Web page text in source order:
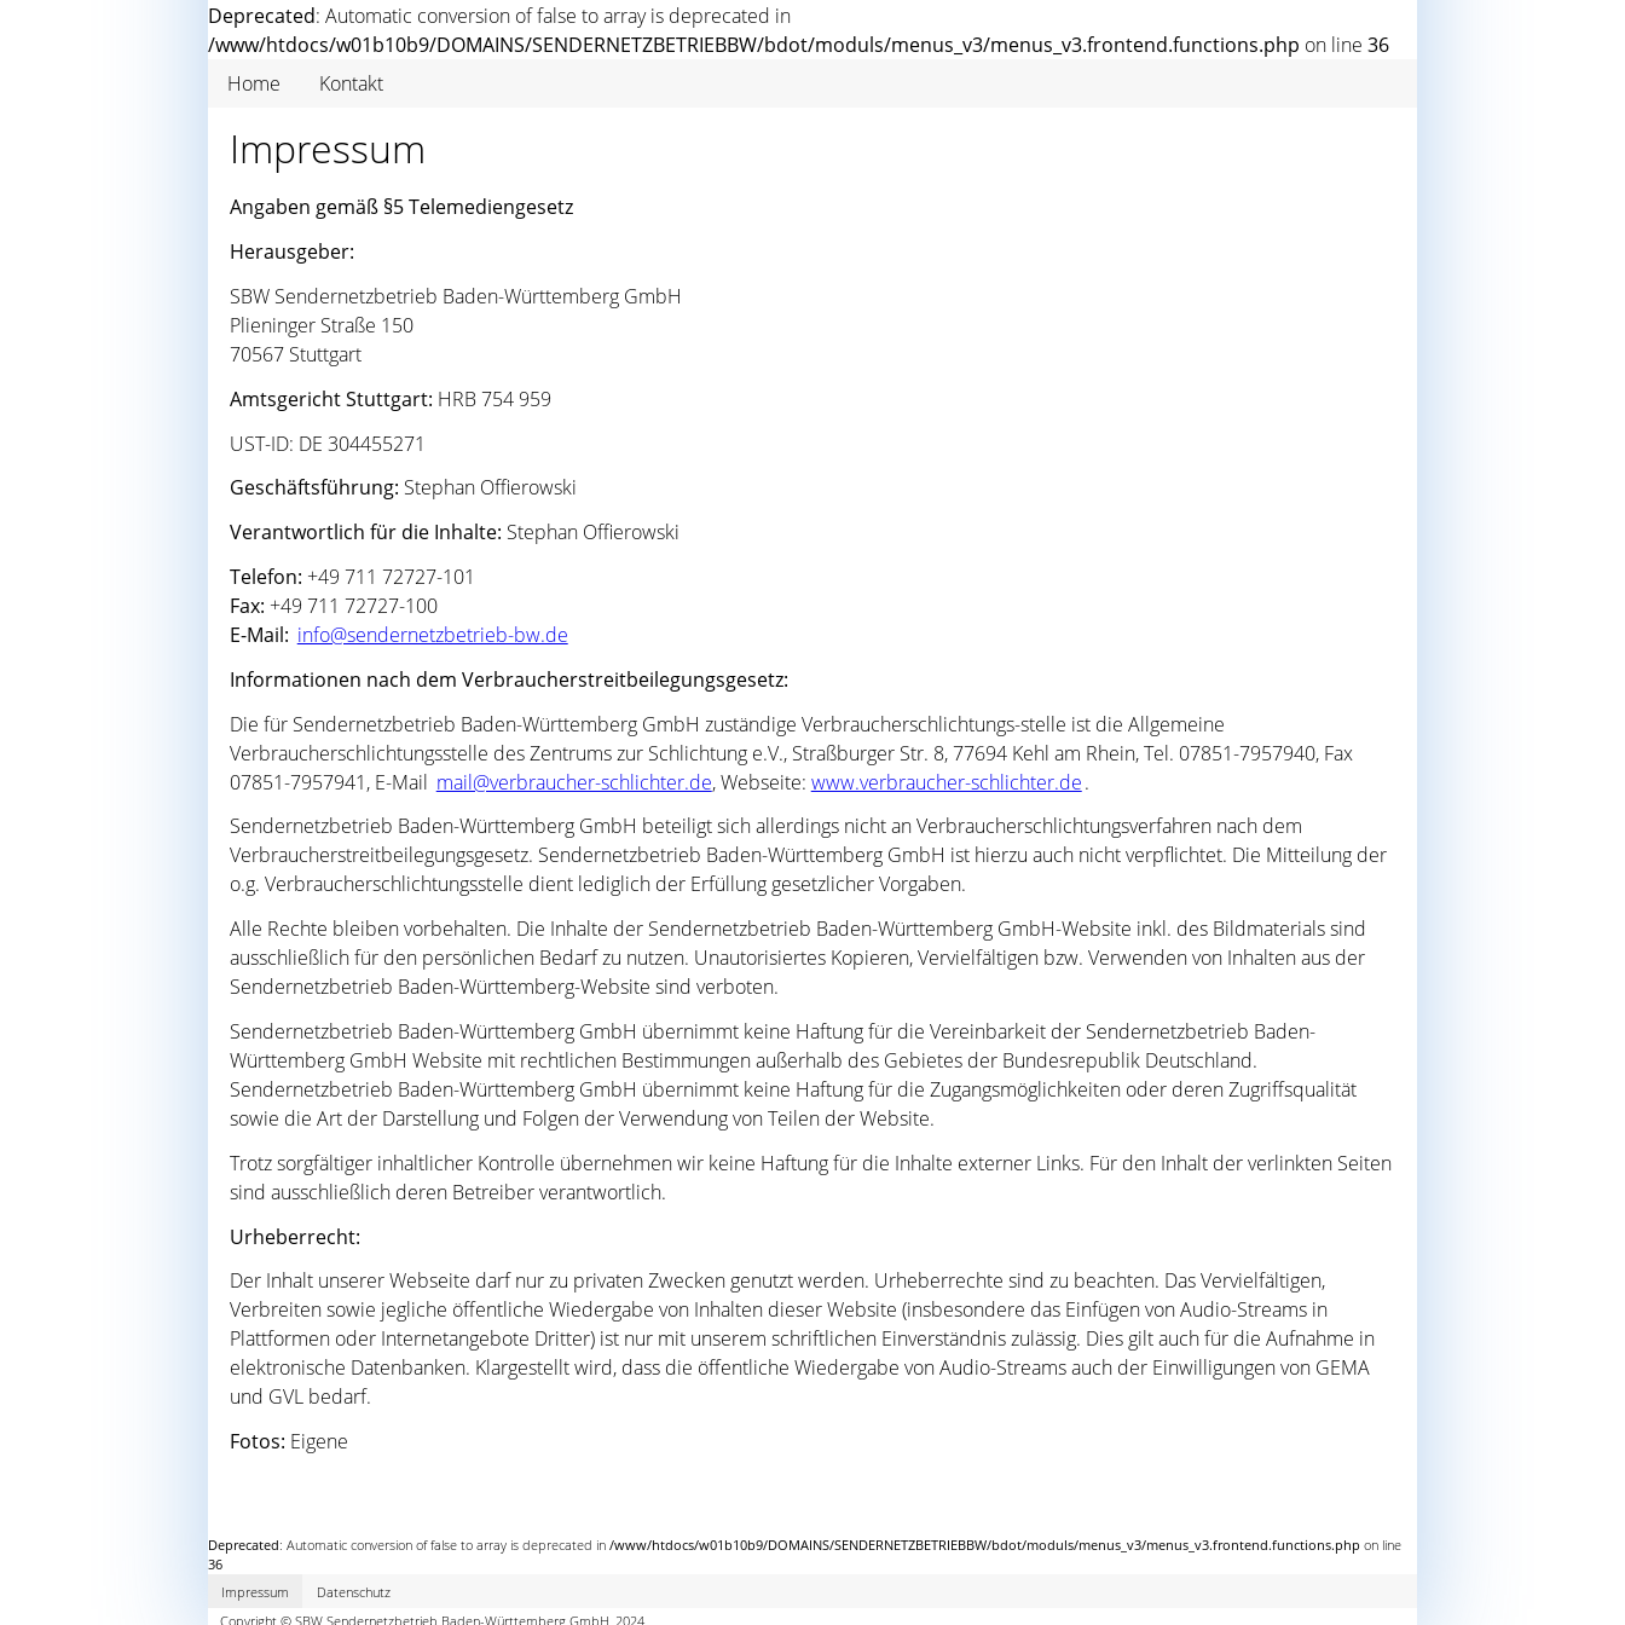
Deprecated: Automatic conversion of false to array is deprecated in
/www/htdocs/w01b10b9/DOMAINS/SENDERNETZBETRIEBBW/bdot/moduls/menus_v3/menus_v3.frontend.functions.php on line 36
Home
Kontakt
Impressum
Angaben gemäß §5 Telemediengesetz
Herausgeber:
SBW Sendernetzbetrieb Baden-Württemberg GmbH
Plieninger Straße 150
70567 Stuttgart
Amtsgericht Stuttgart: HRB 754 959
UST-ID: DE 304455271
Geschäftsführung: Stephan Offierowski
Verantwortlich für die Inhalte: Stephan Offierowski
Telefon: +49 711 72727-101
Fax: +49 711 72727-100
E-Mail: info@sendernetzbetrieb-bw.de
Informationen nach dem Verbraucherstreitbeilegungsgesetz:
Die für Sendernetzbetrieb Baden-Württemberg GmbH zuständige Verbraucherschlichtungs-stelle ist die Allgemeine
Verbraucherschlichtungsstelle des Zentrums zur Schlichtung e.V., Straßburger Str. 8, 77694 Kehl am Rhein, Tel. 07851-7957940, Fax
07851-7957941, E-Mail mail@verbraucher-schlichter.de, Webseite: www.verbraucher-schlichter.de.
Sendernetzbetrieb Baden-Württemberg GmbH beteiligt sich allerdings nicht an Verbraucherschlichtungsverfahren nach dem
Verbraucherstreitbeilegungsgesetz. Sendernetzbetrieb Baden-Württemberg GmbH ist hierzu auch nicht verpflichtet. Die Mitteilung der
o.g. Verbraucherschlichtungsstelle dient lediglich der Erfüllung gesetzlicher Vorgaben.
Alle Rechte bleiben vorbehalten. Die Inhalte der Sendernetzbetrieb Baden-Württemberg GmbH-Website inkl. des Bildmaterials sind
ausschließlich für den persönlichen Bedarf zu nutzen. Unautorisiertes Kopieren, Vervielfältigen bzw. Verwenden von Inhalten aus der
Sendernetzbetrieb Baden-Württemberg-Website sind verboten.
Sendernetzbetrieb Baden-Württemberg GmbH übernimmt keine Haftung für die Vereinbarkeit der Sendernetzbetrieb Baden-
Württemberg GmbH Website mit rechtlichen Bestimmungen außerhalb des Gebietes der Bundesrepublik Deutschland.
Sendernetzbetrieb Baden-Württemberg GmbH übernimmt keine Haftung für die Zugangsmöglichkeiten oder deren Zugriffsqualität
sowie die Art der Darstellung und Folgen der Verwendung von Teilen der Website.
Trotz sorgfältiger inhaltlicher Kontrolle übernehmen wir keine Haftung für die Inhalte externer Links. Für den Inhalt der verlinkten Seiten
sind ausschließlich deren Betreiber verantwortlich.
Urheberrecht:
Der Inhalt unserer Webseite darf nur zu privaten Zwecken genutzt werden. Urheberrechte sind zu beachten. Das Vervielfältigen,
Verbreiten sowie jegliche öffentliche Wiedergabe von Inhalten dieser Website (insbesondere das Einfügen von Audio-Streams in
Plattformen oder Internetangebote Dritter) ist nur mit unserem schriftlichen Einverständnis zulässig. Dies gilt auch für die Aufnahme in
elektronische Datenbanken. Klargestellt wird, dass die öffentliche Wiedergabe von Audio-Streams auch der Einwilligungen von GEMA
und GVL bedarf.
Fotos: Eigene
Deprecated: Automatic conversion of false to array is deprecated in /www/htdocs/w01b10b9/DOMAINS/SENDERNETZBETRIEBBW/bdot/moduls/menus_v3/menus_v3.frontend.functions.php on line
36
Impressum
Datenschutz
Copyright © SBW Sendernetzbetrieb Baden-Württemberg GmbH, 2024